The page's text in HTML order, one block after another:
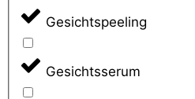
Gesichtspeeling
Gesichtsserum